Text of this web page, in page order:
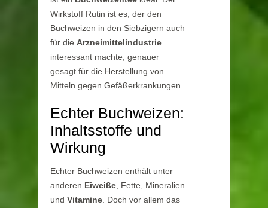
Wirkstoff Rutin ist es, der den
Buchweizen in den Siebzigern auch
für die Arzneimittelindustrie
interessant machte, genauer
gesagt für die Herstellung von
Mitteln gegen Gefäßerkrankungen.
Echter Buchweizen:
Inhaltsstoffe und
Wirkung
Echter Buchweizen enthält unter
anderen Eiweiße , Fette, Mineralien
und Vitamine . Doch vor allem das